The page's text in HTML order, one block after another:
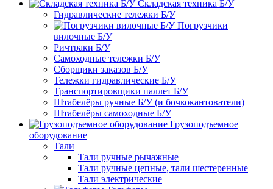
Складская техника Б/У
Гидравлические тележки Б/У
Погрузчики
вилочные Б/У
Ричтраки Б/У
Самоходные тележки Б/У
Сборщики заказов Б/У
Тележки гидравлические Б/У
Транспортировщики паллет Б/У
Штабелёры ручные Б/У (и бочкокантователи)
Штабелёры самоходные Б/У
Грузоподъемное
оборудование
Тали
Тали ручные рычажные
Тали ручные цепные, тали шестеренные
Тали электрические